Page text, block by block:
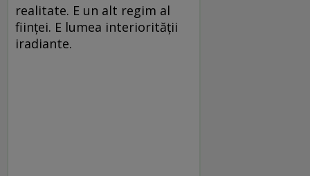
realitate. E un alt regim al
fiinţei. E lumea interiorităţii
iradiante.